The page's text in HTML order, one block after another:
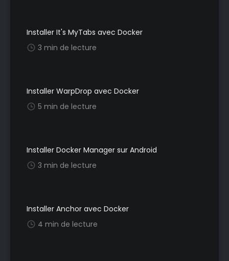
Installer It's MyTabs avec Docker
3 min de lecture
Installer WarpDrop avec Docker
5 min de lecture
Installer Docker Manager sur Android
3 min de lecture
Installer Anchor avec Docker
4 min de lecture